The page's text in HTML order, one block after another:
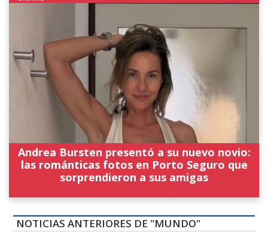
Andrea Bursten presentó a su nuevo novio:
las románticas fotos en Porto Seguro que
sorprendieron a sus amigas
NOTICIAS ANTERIORES DE "MUNDO"